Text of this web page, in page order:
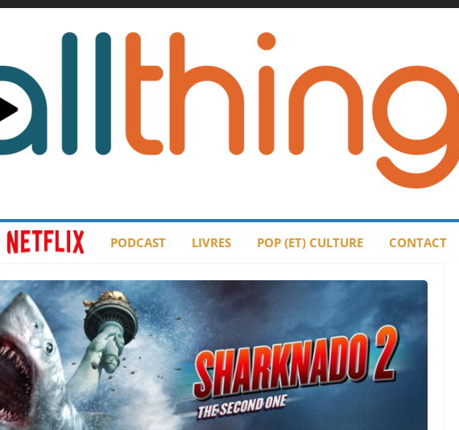
PODCAST LIVRES POP (ET) CULTURE CONTACT